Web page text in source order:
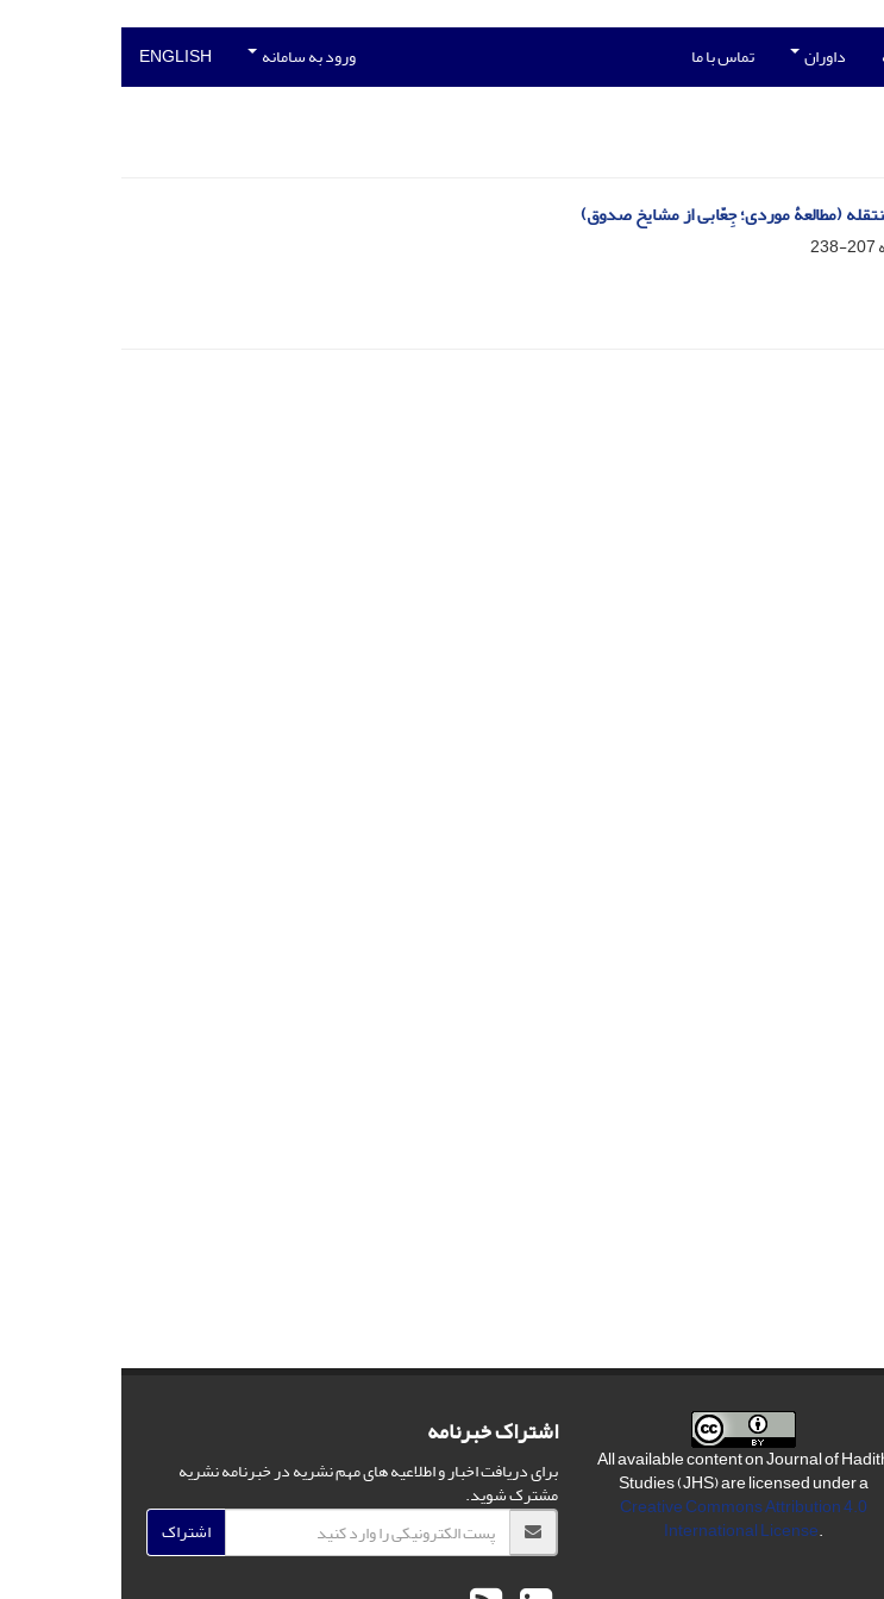
داوران تماس با ما ورود به سامانه ENGLISH
(مطالعۀ موردی؛ جِعّابی از مشایخ صدوق)
207-238
All available content on Journal of
Studies (JHS) are licensed under a
Creative Commons Attribution 4.0
International License.
اشتراک خبرنامه
برای دریافت اخبار و اطلاعیه های مهم نشریه در خبرنامه نشریه
مشترک شوید.
اشتراک